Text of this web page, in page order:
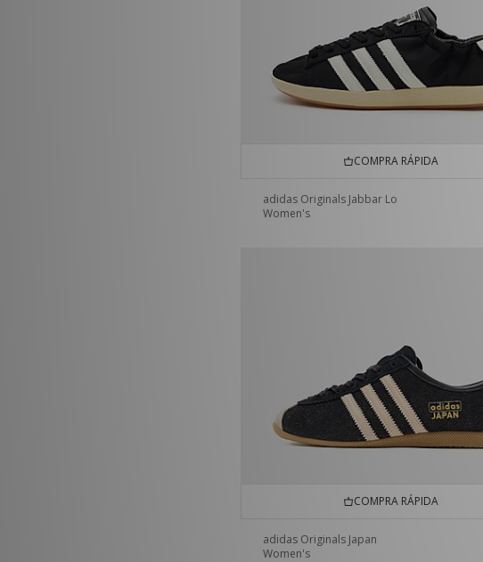
COMPRA RÁPIDA
adidas Originals Jabbar Lo
Women's
COMPRA RÁPIDA
adidas Originals Japan
Women's